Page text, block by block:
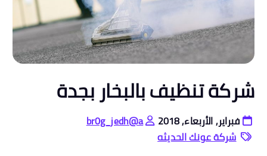
شركة تنظيف بالبخار بجدة
فبراير, الأربعاء, 2018
br0g_jedh@a
شركة عونك الحديثه